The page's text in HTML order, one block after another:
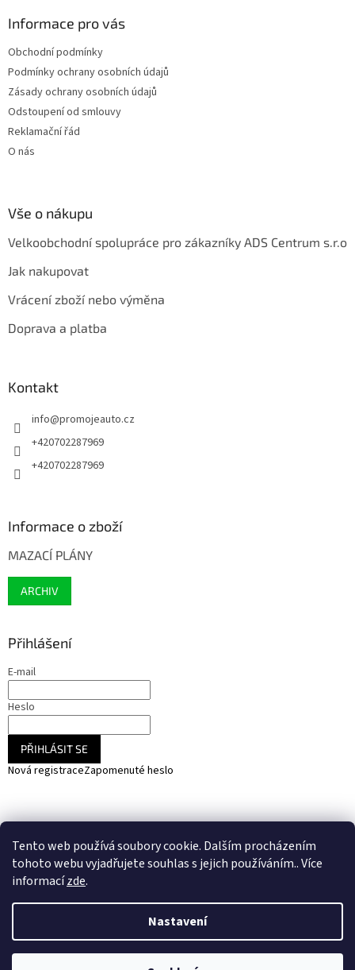
Tento web používá soubory cookie. Dalším procházením
tohoto webu vyjadřujete souhlas s jejich používáním.. Více
informacízde.
Nastavení
Informace pro vás
Obchodní podmínky
Podmínky ochrany osobních údajů
Zásady ochrany osobních údajů
Odstoupení od smlouvy
Reklamační řád
O nás
Vše o nákupu
Velkoobchodní spolupráce pro zákazníky ADS Centrum s.r.o
Jak nakupovat
Vrácení zboží nebo výměna
Doprava a platba
Kontakt
info@promojeauto.cz
+420702287969
+420702287969
Informace o zboží
MAZACÍ PLÁNY
ARCHIV
Přihlášení
E-mail
Heslo
PŘIHLÁSIT SE
Nová registraceZapomenuté heslo
SOLARCZ.cz - Vše pro solární energie a fotovoltaiku
Vytvořil Shoptet